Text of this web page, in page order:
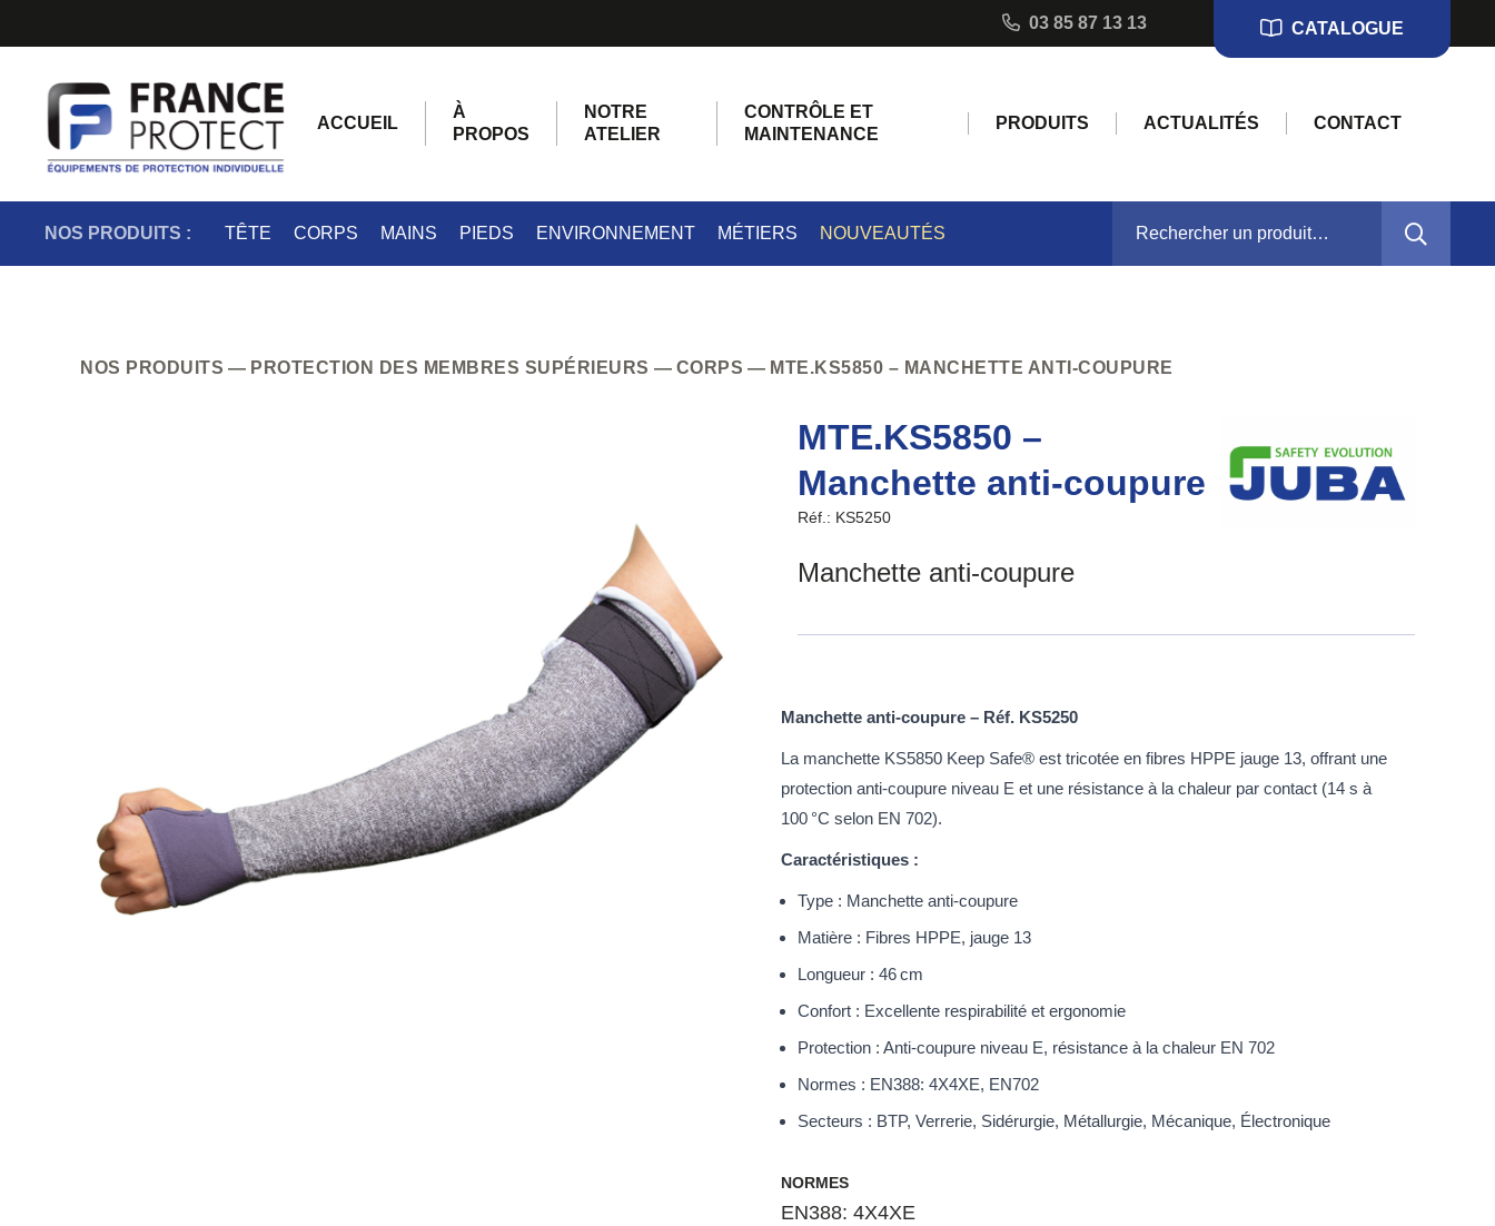
03 85 87 13 13 CATALOGUE
ACCUEIL
À
PROPOS
NOTRE
ATELIER
CONTRÔLE ET
MAINTENANCE
PRODUITS ACTUALITÉS CONTACT
NOS PRODUITS : TÊTE CORPS MAINS PIEDS ENVIRONNEMENT MÉTIERS NOUVEAUTÉS
NOS PRODUITS PROTECTION DES MEMBRES SUPÉRIEURS CORPS MTE.KS5850 – MANCHETTE ANTI-COUPURE
MTE.KS5850 –
Manchette anti-coupure
Réf.: KS5250
Manchette anti-coupure
Manchette anti-coupure – Réf. KS5250
La manchette KS5850 Keep Safe® est tricotée en fibres HPPE jauge 13, offrant une
protection anti-coupure niveau E et une résistance à la chaleur par contact (14 s à
100 °C selon EN 702).
Caractéristiques :
Type : Manchette anti-coupure
Matière : Fibres HPPE, jauge 13
Longueur : 46 cm
Confort : Excellente respirabilité et ergonomie
Protection : Anti-coupure niveau E, résistance à la chaleur EN 702
Normes : EN388: 4X4XE, EN702
Secteurs : BTP, Verrerie, Sidérurgie, Métallurgie, Mécanique, Électronique
NORMES
EN388: 4X4XE